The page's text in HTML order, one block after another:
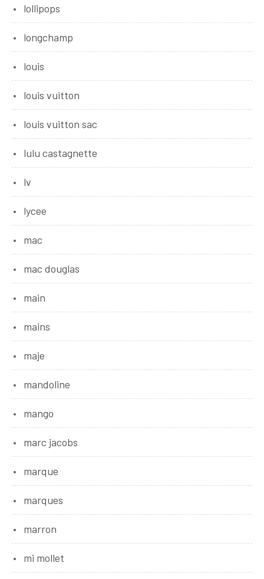
lollipops
longchamp
louis
louis vuitton
louis vuitton sac
lulu castagnette
lv
lycee
mac
mac douglas
main
mains
maje
mandoline
mango
marc jacobs
marque
marques
marron
mi mollet